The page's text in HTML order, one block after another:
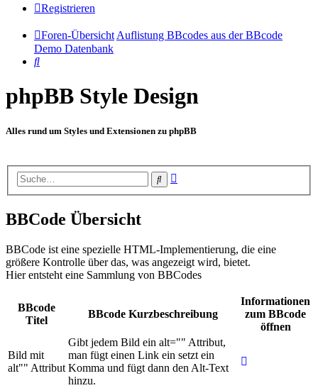
Registrieren
Foren-Übersicht Auflistung BBcodes aus der BBcode
Demo Datenbank
Suche
phpBB Style Design
Alles rund um Styles und Extensionen zu phpBB
Suche
BBCode Übersicht
BBCode ist eine spezielle HTML-Implementierung, die eine
größere Kontrolle über das, was angezeigt wird, bietet.
Hier entsteht eine Sammlung von BBCodes
BBcode
Titel
BBcode Kurzbeschreibung
Informationen
zum BBcode
öffnen
Bild mit
alt"" Attribut
Gibt jedem Bild ein alt="" Attribut,
man fügt einen Link ein setzt ein
Komma und fügt dann den Alt-Text
hinzu.